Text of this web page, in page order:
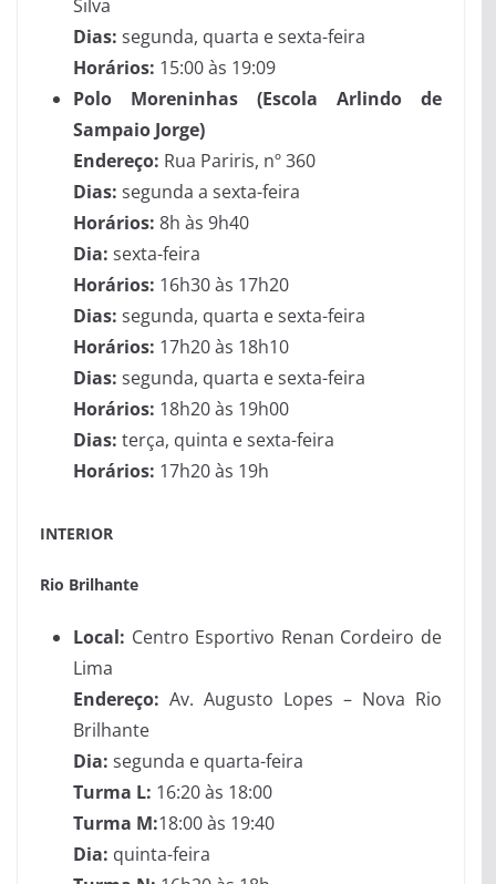
Silva
Dias: segunda, quarta e sexta-feira
Horários: 15:00 às 19:09
Polo Moreninhas (Escola Arlindo de
Sampaio Jorge)
Endereço: Rua Pariris, nº 360
Dias: segunda a sexta-feira
Horários: 8h às 9h40
Dia: sexta-feira
Horários: 16h30 às 17h20
Dias: segunda, quarta e sexta-feira
Horários: 17h20 às 18h10
Dias: segunda, quarta e sexta-feira
Horários: 18h20 às 19h00
Dias: terça, quinta e sexta-feira
Horários: 17h20 às 19h
INTERIOR
Rio Brilhante
Local: Centro Esportivo Renan Cordeiro de
Lima
Endereço: Av. Augusto Lopes – Nova Rio
Brilhante
Dia: segunda e quarta-feira
Turma L: 16:20 às 18:00
Turma M:18:00 às 19:40
Dia: quinta-feira